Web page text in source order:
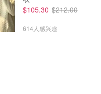
$105.30 $212.00
614人感兴趣